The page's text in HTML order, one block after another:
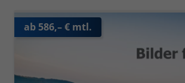
ab 586,– € mtl.